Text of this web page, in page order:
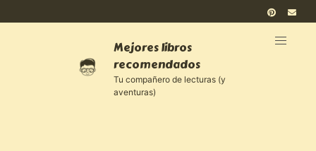
Mejores libros
recomendados
Tu compañero de lecturas (y
aventuras)